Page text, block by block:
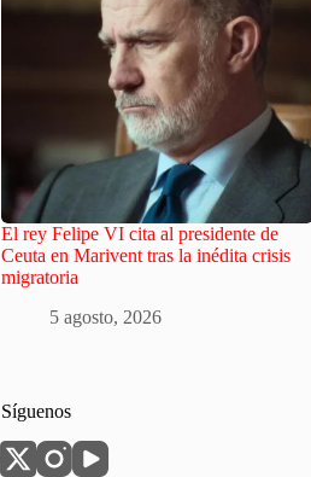
El rey Felipe VI cita al presidente de
Ceuta en Marivent tras la inédita crisis
migratoria
5 agosto, 2026
Síguenos